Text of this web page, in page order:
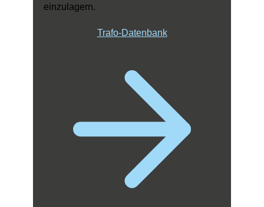
einzulagern.
Trafo-Datenbank